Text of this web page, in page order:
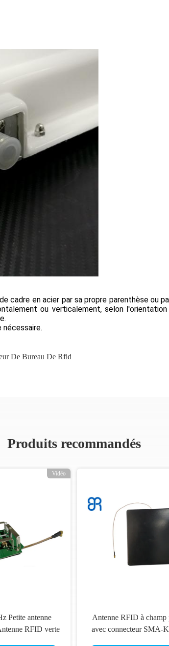
cadre en acier par sa propre parenthèse ou
ou verticalement, selon
De Bureau De Rfid
Produits recommandés
Vidéo
Petite antenne
RFID verte
Antenne RFID à champ
avec connecteur SMA-